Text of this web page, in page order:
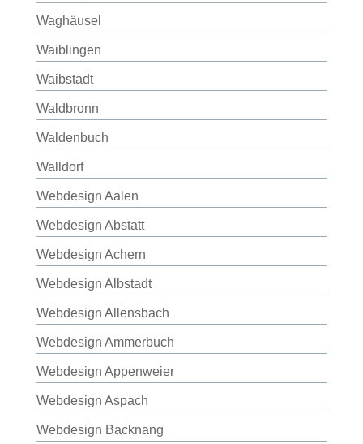
Waghäusel
Waiblingen
Waibstadt
Waldbronn
Waldenbuch
Walldorf
Webdesign Aalen
Webdesign Abstatt
Webdesign Achern
Webdesign Albstadt
Webdesign Allensbach
Webdesign Ammerbuch
Webdesign Appenweier
Webdesign Aspach
Webdesign Backnang